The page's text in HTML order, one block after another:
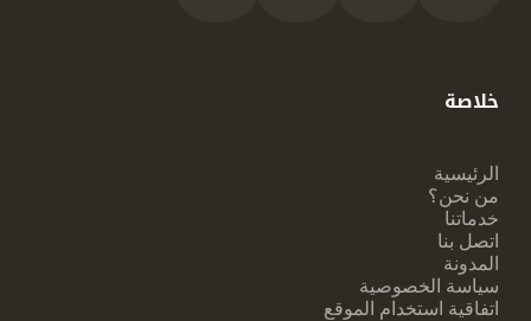
خلاصة
الرئيسية
من نحن؟
خدماتنا
اتصل بنا
المدونة
سياسة الخصوصية
اتفاقية استخدام الموقع